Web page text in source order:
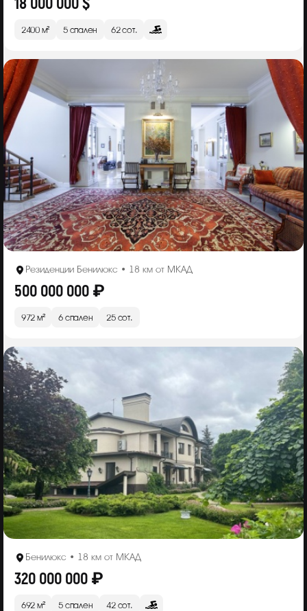
2400 м² 5 спален 62 сот.
Резиденции Бенилюкс • 18 км от МКАД
500 000 000 ₽
972 м² 6 спален 25 сот.
Бенилюкс • 18 км от МКАД
320 000 000 ₽
692 м² 5 спален 42 сот.